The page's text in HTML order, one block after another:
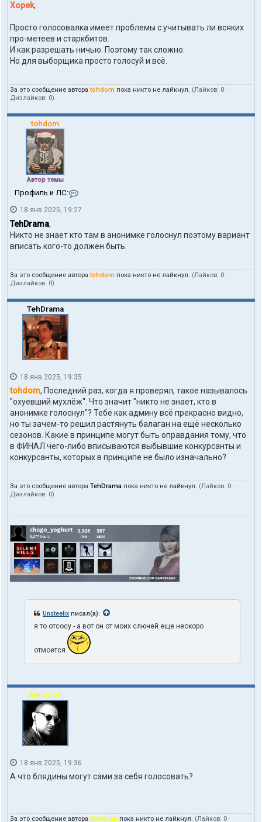
т
ы
п
о
з
о
а
m
Xopek,
Просто голосовалка имеет проблемы с учитывать ли всяких
про-метеев и старкбитов.
И как разрешать ничью. Поэтому так сложно.
Но для выборщика просто голосуй и всё.
За это сообщение автораtohdom пока никто не лайкнул. (Лайков: 0 ·
Дизлайков: 0)
tohdom
Автор темы
Профиль и ЛС:
н
к
т
п
о
з
t
o
h
d
o
m
18 янв 2025, 19:27
TehDrama,
Никто не знает кто там в анонимке голоснул поэтому вариант
вписать кого-то должен быть.
За это сообщение автораtohdom пока никто не лайкнул. (Лайков: 0 ·
Дизлайков: 0)
TehDrama
18 янв 2025, 19:35
tohdom, Последний раз, когда я проверял, такое называлось
"охуевший мухлёж". Что значит "никто не знает, кто в
анонимке голоснул"? Тебе как админу всё прекрасно видно,
но ты зачем-то решил растянуть балаган на ещё несколько
сезонов. Какие в принципе могут быть оправдания тому, что
в ФИНАЛ чего-либо вписываются выбывшие конкурсанты и
конкурсанты, которых в принципе не было изначально?
За это сообщение автора TehDrama пока никто не лайкнул. (Лайков: 0 ·
Дизлайков: 0)
Unsteelix писал(а):
я то отсосу - а вот он от моих слюней еще нескоро
отмоется
AlecArzh
18 янв 2025, 19:36
А что блядины могут сами за себя голосовать?
За это сообщение автораAlecArzh пока никто не лайкнул. (Лайков: 0 ·